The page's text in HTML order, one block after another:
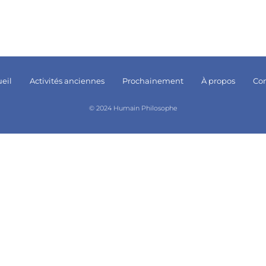
Activités anciennes Prochainement À propos
© 2024 Humain Philosophe